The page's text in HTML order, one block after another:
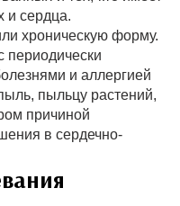
и сердца.
хроническую форму.
периодически
и аллергией
пыльцу растений,
причиной
в сердечно-